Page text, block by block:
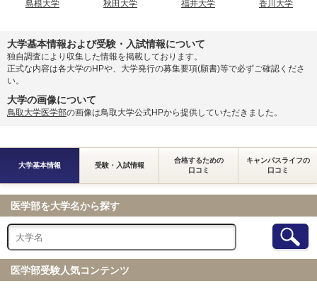
島根大学 秋田大学 福井大学 香川大学
大学基本情報および受験・入試情報について
独自調査により収集した情報を掲載しております。
正式な内容は各大学のHPや、大学発行の募集要項(願書)等で必ずご確認くださ
い。
大学の画像について
鳥取大学医学部の画像は鳥取大学公式HPから提供していただきました。
大学基本情報 受験・入試情報
合格するための
口コミ
キャンパスライフの
口コミ
医学部を大学名から探す
医学部受験人気コンテンツ